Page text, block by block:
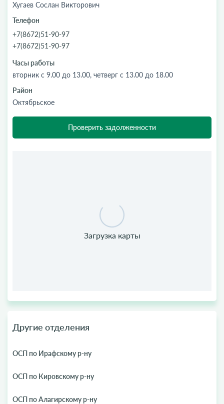
Хугаев Сослан Викторович
Телефон
+7(8672)51-90-97
+7(8672)51-90-97
Часы работы
вторник с 9.00 до 13.00, четверг с 13.00 до 18.00
Район
Октябрьское
Проверить задолженности
Другие отделения
ОСП по Ирафскому р-ну
ОСП по Кировскому р-ну
ОСП по Алагирскому р-ну